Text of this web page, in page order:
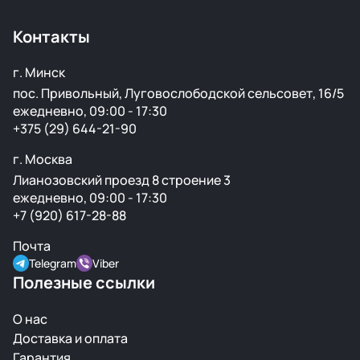
Контакты
г. Минск
пос. Привольный, Луговослободской сельсовет, 16/5
ежедневно, 09:00 - 17:30
+375 (29) 644-21-90
г. Москва
Лианозовский проезд 8 строение 3
ежедневно, 09:00 - 17:30
+7 (920) 617-28-88
Почта
Telegram Viber
Полезные ссылки
О нас
Доставка и оплата